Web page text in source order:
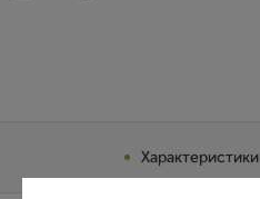
Характеристики